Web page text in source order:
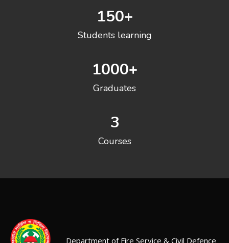
150+
Students learning
1000+
Graduates
3
Courses
Department of Fire Service & Civil Defence